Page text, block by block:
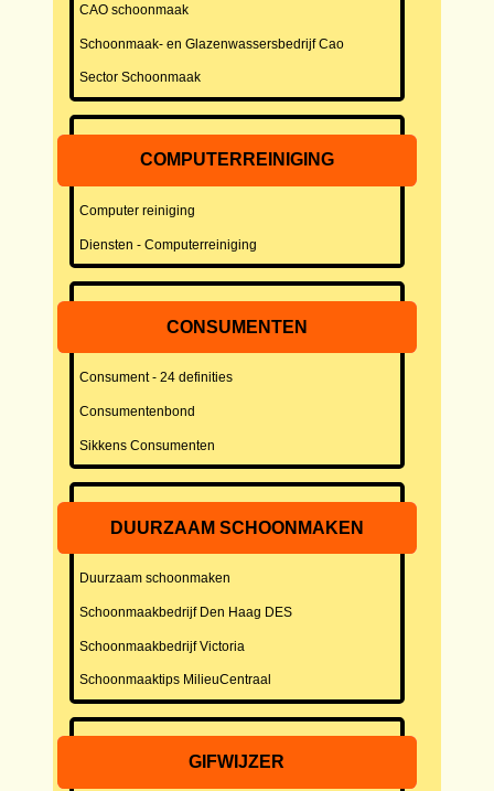
CAO schoonmaak
Schoonmaak- en Glazenwassersbedrijf Cao
Sector Schoonmaak
COMPUTERREINIGING
Computer reiniging
Diensten - Computerreiniging
CONSUMENTEN
Consument - 24 definities
Consumentenbond
Sikkens Consumenten
DUURZAAM SCHOONMAKEN
Duurzaam schoonmaken
Schoonmaakbedrijf Den Haag DES
Schoonmaakbedrijf Victoria
Schoonmaaktips MilieuCentraal
GIFWIJZER